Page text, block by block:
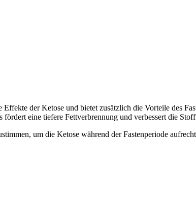
Effekte der Ketose und bietet zusätzlich die Vorteile des
eine tiefere Fettverbrennung und verbessert die
um die Ketose während der Fastenperiode